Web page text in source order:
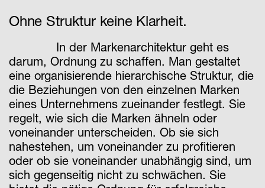
Ohne Struktur keine Klarheit.
In der Markenarchitektur geht es
darum, Ordnung zu schaffen. Man gestaltet
eine organisierende hierarchische Struktur, die
die Beziehungen von den einzelnen Marken
eines Unternehmens zueinander festlegt. Sie
regelt, wie sich die Marken ähneln oder
voneinander unterscheiden. Ob sie sich
nahestehen, um voneinander zu profitieren
oder ob sie voneinander unabhängig sind, um
sich gegenseitig nicht zu schwächen. Sie